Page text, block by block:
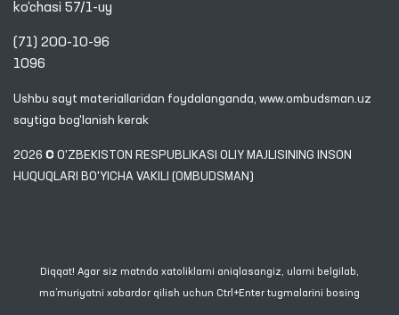
ko‘chasi 57/1-uy
(71) 200-10-96
1096
Ushbu sayt materiallaridan foydalanganda, www.ombudsman.uz
saytiga bog'lanish kerak
2026 © O'ZBEKISTON RESPUBLIKASI OLIY MAJLISINING INSON
HUQUQLARI BO'YICHA VAKILI (OMBUDSMAN)
Diqqat! Agar siz matnda xatoliklarni aniqlasangiz, ularni belgilab,
ma’muriyatni xabardor qilish uchun Ctrl+Enter tugmalarini bosing